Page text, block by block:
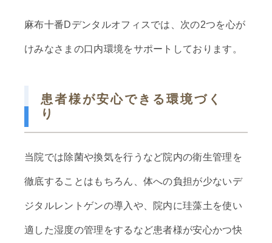
麻布十番Dデンタルオフィスでは、次の2つを心が
けみなさまの口内環境をサポートしております。
患者様が安心できる環境づく
り
当院では除菌や換気を行うなど院内の衛生管理を
徹底することはもちろん、体への負担が少ないデ
ジタルレントゲンの導入や、院内に珪藻土を使い
適した湿度の管理をするなど患者様が安心かつ快